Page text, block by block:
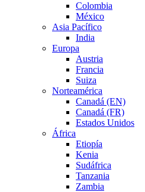
Colombia
México
Asia Pacífico
India
Europa
Austria
Francia
Suiza
Norteamérica
Canadá (EN)
Canadá (FR)
Estados Unidos
África
Etiopía
Kenia
Sudáfrica
Tanzania
Zambia